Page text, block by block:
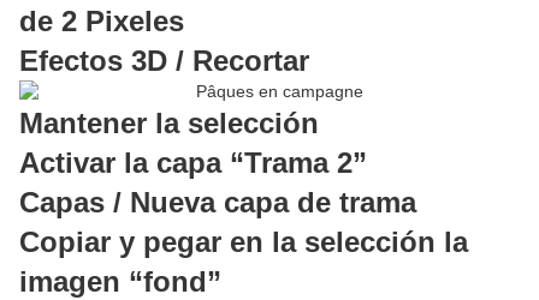
de 2 Pixeles
Efectos 3D / Recortar
Mantener la selección
Activar la capa “Trama 2”
Capas / Nueva capa de trama
Copiar y pegar en la selección la
imagen “fond”